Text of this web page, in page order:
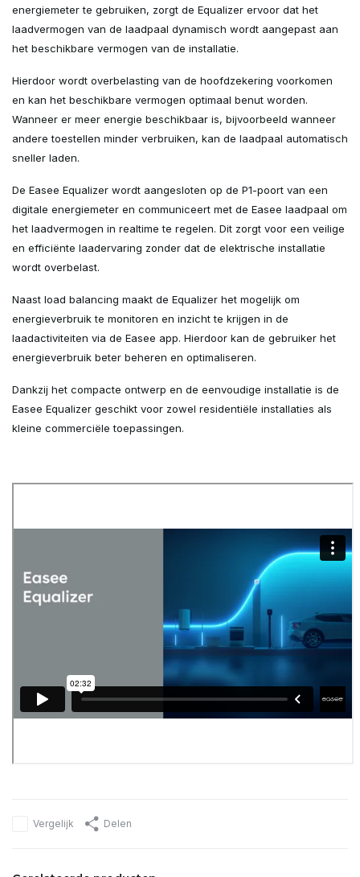
energiemeter te gebruiken, zorgt de Equalizer ervoor dat het
laadvermogen van de laadpaal dynamisch wordt aangepast aan
het beschikbare vermogen van de installatie.
Hierdoor wordt overbelasting van de hoofdzekering voorkomen
en kan het beschikbare vermogen optimaal benut worden.
Wanneer er meer energie beschikbaar is, bijvoorbeeld wanneer
andere toestellen minder verbruiken, kan de laadpaal automatisch
sneller laden.
De Easee Equalizer wordt aangesloten op de P1-poort van een
digitale energiemeter en communiceert met de Easee laadpaal om
het laadvermogen in realtime te regelen. Dit zorgt voor een veilige
en efficiënte laadervaring zonder dat de elektrische installatie
wordt overbelast.
Naast load balancing maakt de Equalizer het mogelijk om
energieverbruik te monitoren en inzicht te krijgen in de
laadactiviteiten via de Easee app. Hierdoor kan de gebruiker het
energieverbruik beter beheren en optimaliseren.
Dankzij het compacte ontwerp en de eenvoudige installatie is de
Easee Equalizer geschikt voor zowel residentiële installaties als
kleine commerciële toepassingen.
Vergelijk Delen